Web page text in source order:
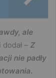
ale
– Z
nie padły